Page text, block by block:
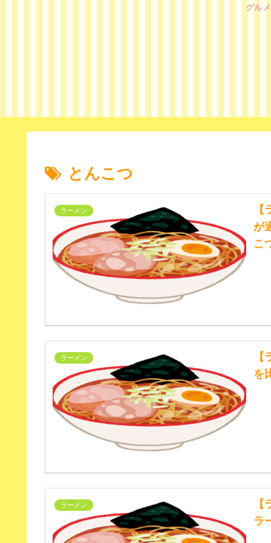
グル
とんこつ
ラーメン
が
こ
ラーメン
を
ラーメン
ラ